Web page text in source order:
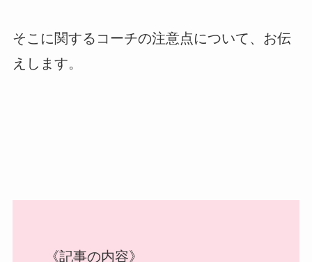
そこに関するコーチの注意点について、お伝
えします。
《記事の内容》